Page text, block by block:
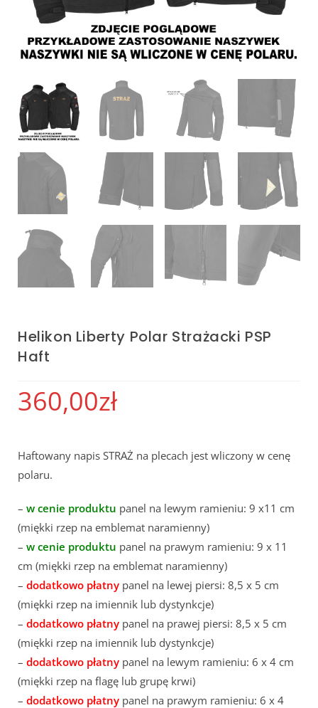
Helikon Liberty Polar Strażacki PSP
Haft
360,00zł
Haftowany napis STRAŻ na plecach jest wliczony w cenę
polaru.
– w cenie produktu panel na lewym ramieniu: 9 x11 cm
(miękki rzep na emblemat naramienny)
– w cenie produktu panel na prawym ramieniu: 9 x 11
cm (miękki rzep na emblemat naramienny)
– dodatkowo płatny panel na lewej piersi: 8,5 x 5 cm
(miękki rzep na imiennik lub dystynkcje)
– dodatkowo płatny panel na prawej piersi: 8,5 x 5 cm
(miękki rzep na imiennik lub dystynkcje)
– dodatkowo płatny panel na lewym ramieniu: 6 x 4 cm
(miękki rzep na flagę lub grupę krwi)
– dodatkowo płatny panel na prawym ramieniu: 6 x 4